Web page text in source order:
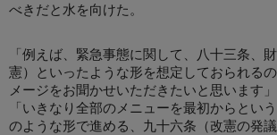
べきだと水を向けた。
「例えば、緊急事態に関して、八十三条、
憲）といったような形を想定しておられる
メージをお聞かせいただきたいと思います」
「いきなり全部のメニューを最初からとい
のような形で進める、九十六条（改憲の発